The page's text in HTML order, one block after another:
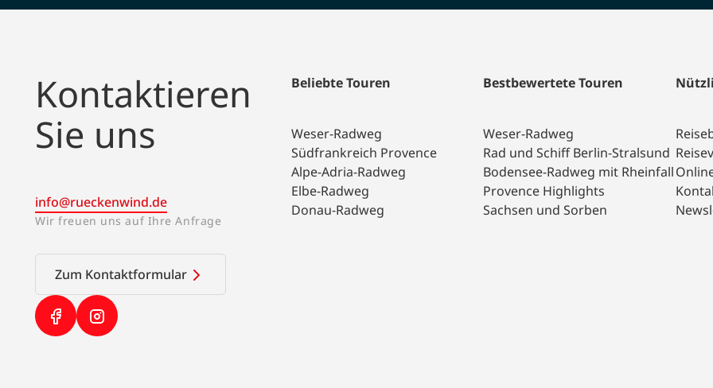
Kontaktieren
Sie uns
info@rueckenwind.de
Wir freuen uns auf Ihre Anfrage
Zum Kontaktformular
(Link öffnet in neuem Tab)
(Link öffnet in neuem Tab)
Beliebte Touren
Weser-Radweg
Südfrankreich Provence
Alpe-Adria-Radweg
Elbe-Radweg
Donau-Radweg
Bestbewertete Touren
Weser-Radweg
Rad und Schiff Berlin-Stralsund
Bodensee-Radweg mit Rheinfall
Provence Highlights
Sachsen und Sorben